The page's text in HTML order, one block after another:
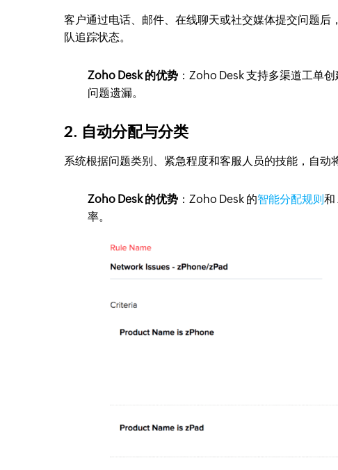
客户通过电话、邮件、在线聊天或社交媒体提交问题
队追踪状态。
Zoho Desk 的优势 ：Zoho Desk 支持多渠道工单
问题遗漏。
2. 自动分配与分类
系统根据问题类别、紧急程度和客服人员的技能，自动
Zoho Desk 的优势 ：Zoho Desk 的智能分配规则和
率。